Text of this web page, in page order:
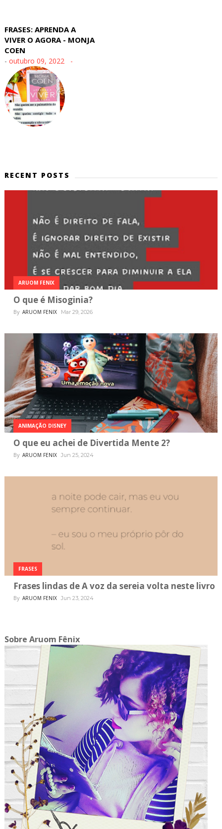
FRASES: APRENDA A
VIVER O AGORA - MONJA
COEN
- outubro 09, 2022
RECENT POSTS
ARUOM FENIX
O que é Misoginia?
By ARUOM FENIX Mar 29, 2026
ANIMAÇÃO DISNEY
O que eu achei de Divertida Mente 2?
By ARUOM FENIX Jun 25, 2024
FRASES
Frases lindas de A voz da sereia volta neste livro
By ARUOM FENIX Jun 23, 2024
Sobre Aruom Fênix